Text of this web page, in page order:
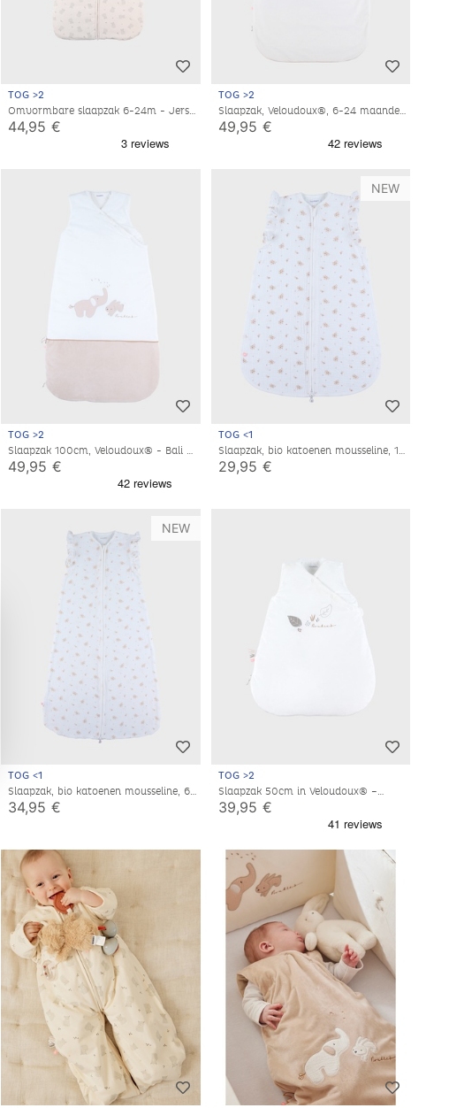
TOG >2
Omvormbare slaapzak 6-24m - Jersey
44,95 €
TOG >2
Slaapzak, Veloudoux®, 6-24 maanden
49,95 €
TOG >2
Slaapzak 100cm, Veloudoux® - Bali &
Snow
49,95 €
NEW
TOG <1
Slaapzak, bio katoenen mousseline, 1-6
maanden
29,95 €
NEW
TOG <1
Slaapzak, bio katoenen mousseline, 6-
24 maanden
34,95 €
TOG >2
Slaapzak 50cm in Veloudoux® –
Fluffy, Orso & Lily
39,95 €